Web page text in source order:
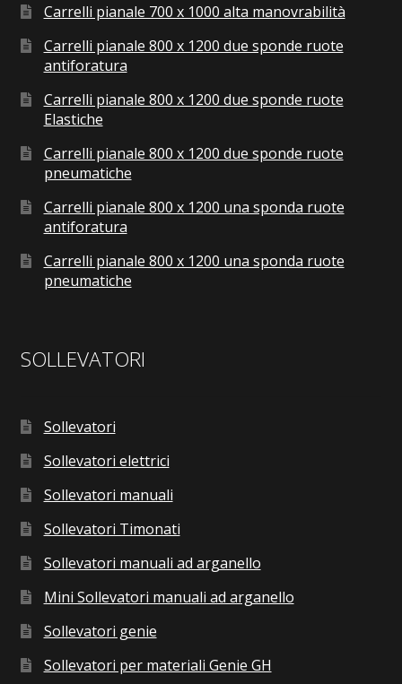
Carrelli pianale 700 x 1000 alta manovrabilità
Carrelli pianale 800 x 1200 due sponde ruote
antiforatura
Carrelli pianale 800 x 1200 due sponde ruote
Elastiche
Carrelli pianale 800 x 1200 due sponde ruote
pneumatiche
Carrelli pianale 800 x 1200 una sponda ruote
antiforatura
Carrelli pianale 800 x 1200 una sponda ruote
pneumatiche
SOLLEVATORI
Sollevatori
Sollevatori elettrici
Sollevatori manuali
Sollevatori Timonati
Sollevatori manuali ad arganello
Mini Sollevatori manuali ad arganello
Sollevatori genie
Sollevatori per materiali Genie GH